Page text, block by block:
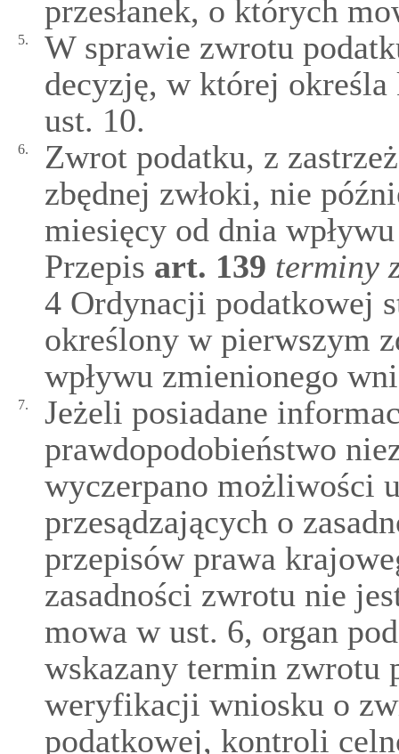
przesłanek, o których
5.
W sprawie zwrotu
decyzję, w której
ust. 10.
6.
Zwrot podatku, z
zbędnej zwłoki, nie
miesięcy od dnia
Przepis art. 139 terminy
4 Ordynacji podatkowej
określony w pierwszym
wpływu zmienionego
7.
Jeżeli posiadane
prawdopodobieństwo
wyczerpano możliwości
przesądzających o
przepisów prawa
zasadności zwrotu nie
mowa w ust. 6, organ
wskazany termin zwrotu
weryfikacji wniosku o
podatkowej, kontroli